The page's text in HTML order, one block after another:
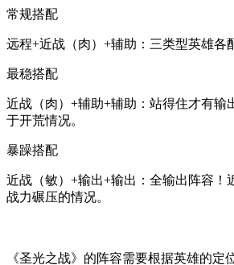
常规搭配
远程+近战（肉）+辅助：三类型英雄各
最稳搭配
近战（肉）+辅助+辅助：站得住才有
于开荒情况。
暴躁搭配
近战（敏）+输出+输出：全输出阵容
战力碾压的情况。
《圣光之战》的阵容需要根据英雄的